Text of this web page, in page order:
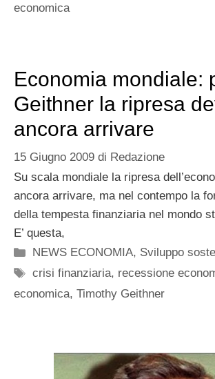
economica
Economia mondiale:
Geithner la ripresa
ancora arrivare
15 Giugno 2009 di Redazione
Su scala mondiale la ripresa
ancora arrivare, ma nel contempo la
della tempesta finanziaria nel mondo
E’ questa,
Categorie
NEWS ECONOMIA, Sviluppo
Tag
crisi finanziaria, recessione
economica, Timothy Geithner